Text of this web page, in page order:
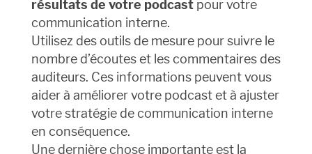
résultats de votre podcastpour votre
communication interne.
Utilisez des outils de mesure pour suivre le
nombre d’écoutes et les commentaires des
auditeurs. Ces informations peuvent vous
aider à améliorer votre podcast et à ajuster
votre stratégie de communication interne
en conséquence.
Une dernière chose importante est la